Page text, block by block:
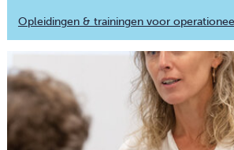
Opleidingen & trainingen voor